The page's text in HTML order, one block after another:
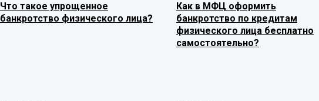
Что такое упрощенное
банкротство физического лица?
Как в МФЦ оформить
банкротство по кредитам
физического лица бесплатно
самостоятельно?